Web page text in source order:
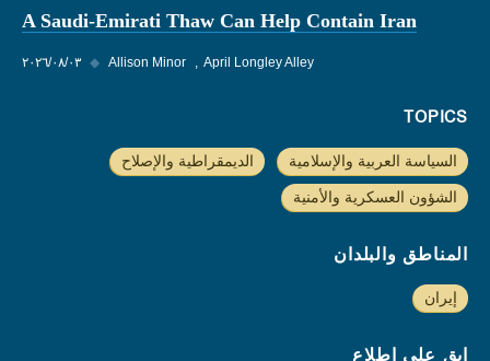
A Saudi-Emirati Thaw Can Help Contain Iran
٠٣‏/٠٨‏/٢٠٢٦ ◆ Allison Minor April Longley Alley
TOPICS
السياسة العربية والإسلامية الديمقراطية والإصلاح
الشؤون العسكرية والأمنية
المناطق والبلدان
إيران
ابق على اطلاع